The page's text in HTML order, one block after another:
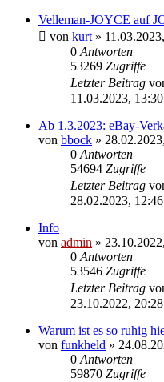
Velleman-JOYCE auf
von kurt »
0 Antworten
53269 Zugriffe
Letzter Beitrag
11.03.2023, 13:30
Ab 1.3.2023: eBay-
von bbock »
0 Antworten
54694 Zugriffe
Letzter Beitrag
28.02.2023, 12:46
Info
von admin »
0 Antworten
53546 Zugriffe
Letzter Beitrag
23.10.2022, 20:28
Warum ist es so ruhig
von funkheld »
0 Antworten
59870 Zugriffe